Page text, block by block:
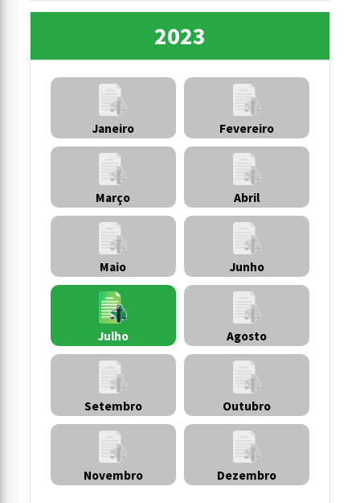
2023
Janeiro Fevereiro
Março Abril
Maio Junho
Julho Agosto
Setembro Outubro
Novembro Dezembro